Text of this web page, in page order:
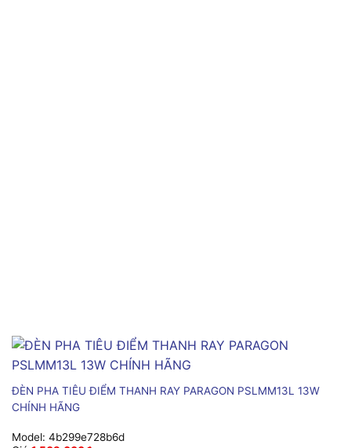
ĐÈN PHA TIÊU ĐIỂM THANH RAY PARAGON PSLMM13L 13W
CHÍNH HÃNG
Model: 4b299e728b6d